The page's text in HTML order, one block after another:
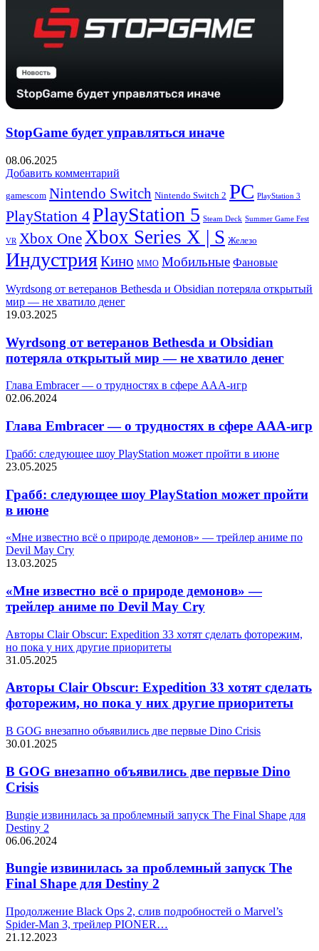
StopGame будет управляться иначе
08.06.2025
Добавить комментарий
gamescom Nintendo Switch Nintendo Switch 2 PC PlayStation 3
PlayStation 4PlayStation 5 Steam Deck Summer Game Fest
VR Xbox OneXbox Series X | S Железо
ИндустрияКино ММО Мобильные Фановые
Wyrdsong от ветеранов Bethesda и Obsidian потеряла открытый
мир — не хватило денег
19.03.2025
Wyrdsong от ветеранов Bethesda и Obsidian
потеряла открытый мир — не хватило денег
Глава Embracer — о трудностях в сфере AAA-игр
02.06.2024
Глава Embracer — о трудностях в сфере AAA-игр
Грабб: следующее шоу PlayStation может пройти в июне
23.05.2025
Грабб: следующее шоу PlayStation может пройти
в июне
«Мне известно всё о природе демонов» — трейлер аниме по
Devil May Cry
13.03.2025
«Мне известно всё о природе демонов» —
трейлер аниме по Devil May Cry
Авторы Clair Obscur: Expedition 33 хотят сделать фоторежим,
но пока у них другие приоритеты
31.05.2025
Авторы Clair Obscur: Expedition 33 хотят сделать
фоторежим, но пока у них другие приоритеты
В GOG внезапно объявились две первые Dino Crisis
30.01.2025
В GOG внезапно объявились две первые Dino
Crisis
Bungie извинилась за проблемный запуск The Final Shape для
Destiny 2
06.06.2024
Bungie извинилась за проблемный запуск The
Final Shape для Destiny 2
Продолжение Black Ops 2, слив подробностей о Marvel’s
Spider-Man 3, трейлер PIONER…
21.12.2023